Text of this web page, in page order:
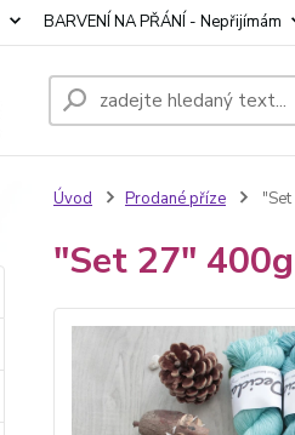
BARVENÍ NA PŘÁNÍ - Nepřijímám
Úvod Prodané příze
"Set 27"